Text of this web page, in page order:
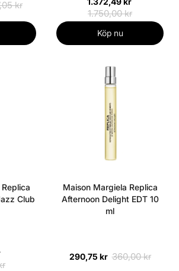
kr
1.750,00 kr
Köp nu
Club
Maison Margiela Replica
Afternoon Delight EDT 10
ml
290,75 kr 360,00 kr